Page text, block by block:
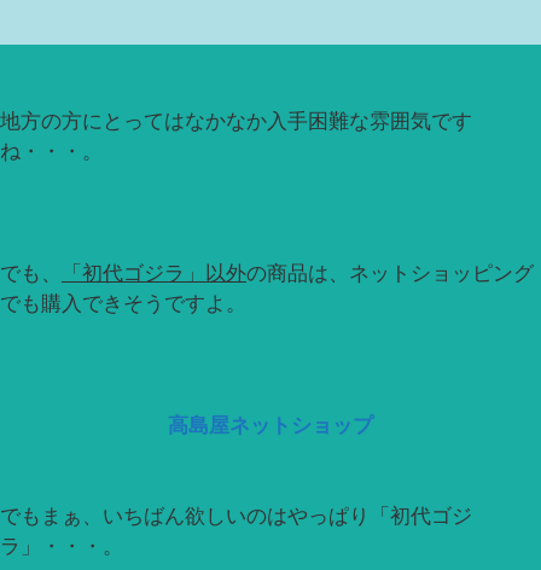
地方の方にとってはなかなか入手困難な雰囲気です
ね・・・。
でも、 「初代ゴジラ」以外の商品は、ネットショッピング
でも購入できそうですよ。
高島屋ネットショップ
でもまぁ、いちばん欲しいのはやっぱり「初代ゴジ
ラ」・・・。